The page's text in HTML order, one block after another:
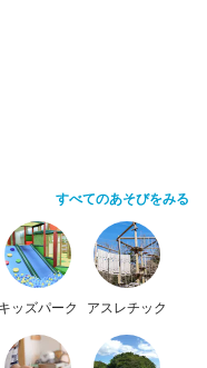
すべてのあそびをみる
キッズパーク アスレチック